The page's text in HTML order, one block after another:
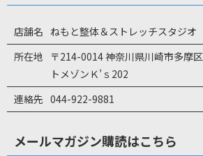
店舗名 ねもと整体＆ストレッチスタジオ
所在地
〒214-0014 神奈川県川崎市多摩
トメゾンＫ’ｓ202
連絡先 044-922-9881
メールマガジン購読はこちら